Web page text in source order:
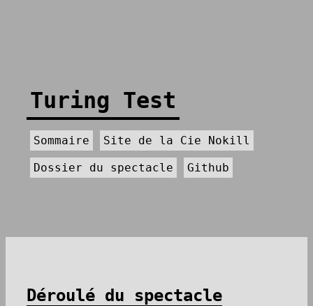
Turing Test
Sommaire Site de la Cie Nokill
Dossier du spectacle Github
Déroulé du spectacle